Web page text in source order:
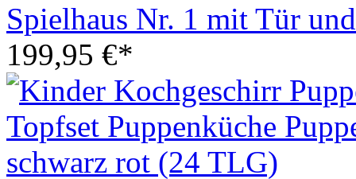
Spielhaus Nr. 1 mit Tür
199,95 €*